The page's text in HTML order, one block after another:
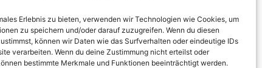
Erlebnis zu bieten, verwenden wir Technologien wie Cookies, um
zu speichern und/oder darauf zuzugreifen. Wenn du diesen
können wir Daten wie das Surfverhalten oder eindeutige IDs
verarbeiten. Wenn du deine Zustimmung nicht erteilst oder
bestimmte Merkmale und Funktionen beeinträchtigt werden.
GmbH